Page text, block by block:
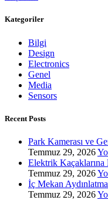
Kategoriler
Bilgi
Design
Electronics
Genel
Media
Sensors
Recent Posts
Park Kamerası ve
Temmuz 29, 2026
Elektrik
Temmuz 29, 2026
İç Mekan
Temmuz 29, 2026